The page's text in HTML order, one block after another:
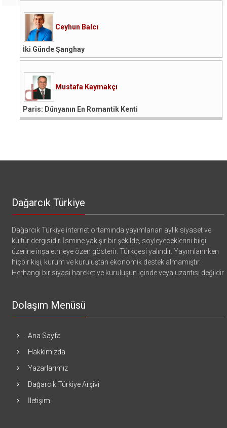
Ceyhun Balcı
İki Günde Şanghay
Mustafa Kaymakçı
Paris: Dünyanın En Romantik Kenti
Dağarcık Türkiye
Dağarcık Türkiye internet ortamında yayımlanan aylık siyaset ve
kültür dergisidir. İsmine yakışır bir şekilde, söyleyeceklerini bilgi
üzerine inşa etmeye özen gösterir. Türkçesi yalındır. Yayımlanırken
hiçbir kişi, kurum ve kuruluştan ekonomik destek almamıştır.
Herhangi bir siyasi hareket ve kuruluşun içinde veya uzantısı değildir
Dolaşım Menüsü
Ana Sayfa
Hakkımızda
Yazarlarımız
Dağarcık Türkiye Arşivi
İletişim